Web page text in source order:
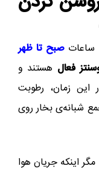
ساعاتصبح تا ظهر
فعال هستند و
زمان، رطوبت
شبانه‌ی بخار روی
اینکه جریان هوا